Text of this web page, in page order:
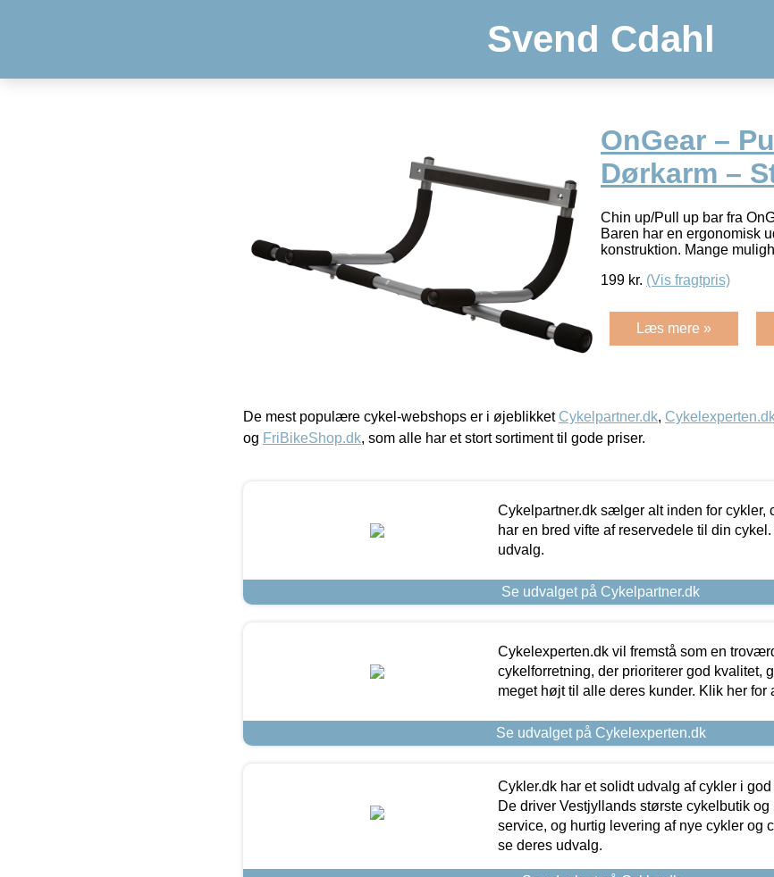
Svend Cdahl
OnGear –
Dørkarm –
Chin up/Pull up bar fra
Baren har en ergonomisk
konstruktion. Mange
199 kr. (Vis fragtpris)
Læs mere »
De mest populære cykel-webshops er i øjeblikket Cykelpartner.dk,
og FriBikeShop.dk, som alle har et stort sortiment til gode priser.
Cykelpartner.dk sælger alt inden for cykler,
har en bred vifte af reservedele til din
udvalg.
Se udvalget på Cykelpartner.dk
Cykelexperten.dk vil fremstå som en
cykelforretning, der prioriterer god kvalitet,
meget højt til alle deres kunder. Klik her for
Se udvalget på Cykelexperten.dk
Cykler.dk har et solidt udvalg af cykler i
De driver Vestjyllands største cykelbutik og
service, og hurtig levering af nye cykler og
se deres udvalg.